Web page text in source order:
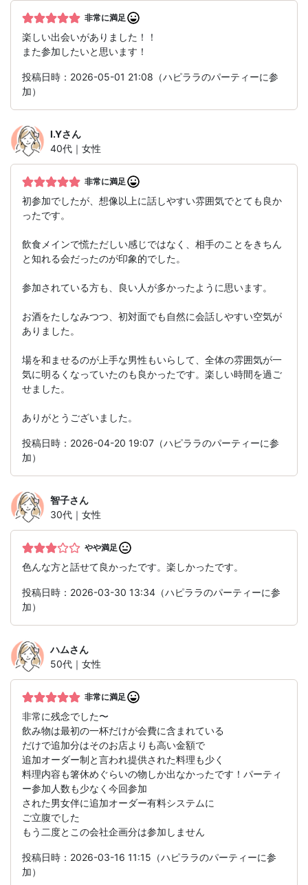
非常に満足
楽しい出会いがありました！！
また参加したいと思います！
投稿日時：2026-05-01 21:08（ハピララのパーティーに参
加）
I.Yさん
40代｜女性
非常に満足
初参加でしたが、想像以上に話しやすい雰囲気でとても良か
ったです。
飲食メインで慌ただしい感じではなく、相手のことをきちん
と知れる会だったのが印象的でした。
参加されている方も、良い人が多かったように思います。
お酒をたしなみつつ、初対面でも自然に会話しやすい空気が
ありました。
場を和ませるのが上手な男性もいらして、全体の雰囲気が一
気に明るくなっていたのも良かったです。楽しい時間を過ご
せました。
ありがとうございました。
投稿日時：2026-04-20 19:07（ハピララのパーティーに参
加）
智子さん
30代｜女性
やや満足
色んな方と話せて良かったです。楽しかったです。
投稿日時：2026-03-30 13:34（ハピララのパーティーに参
加）
ハムさん
50代｜女性
非常に満足
非常に残念でした〜
飲み物は最初の一杯だけが会費に含まれている
だけで追加分はそのお店よりも高い金額で
追加オーダー制と言われ提供された料理も少く
料理内容も箸休めぐらいの物しか出なかったです！パーティ
ー参加人数も少なく今回参加
された男女伴に追加オーダー有料システムに
ご立腹でした
もう二度とこの会社企画分は参加しません
投稿日時：2026-03-16 11:15（ハピララのパーティーに参
加）